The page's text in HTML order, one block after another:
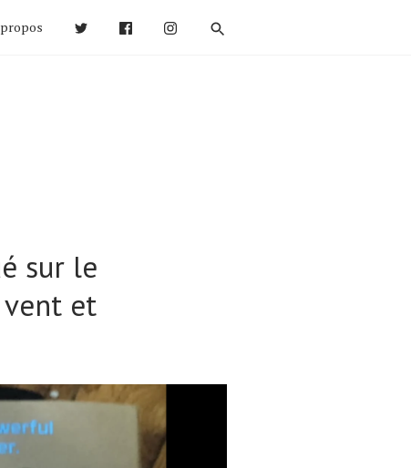
sur le
et